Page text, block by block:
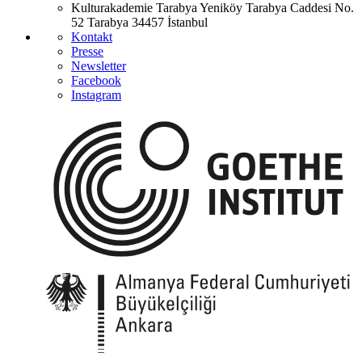
Kulturakademie Tarabya Yeniköy Tarabya Caddesi No.
52 Tarabya 34457 İstanbul
Kontakt
Presse
Newsletter
Facebook
Instagram